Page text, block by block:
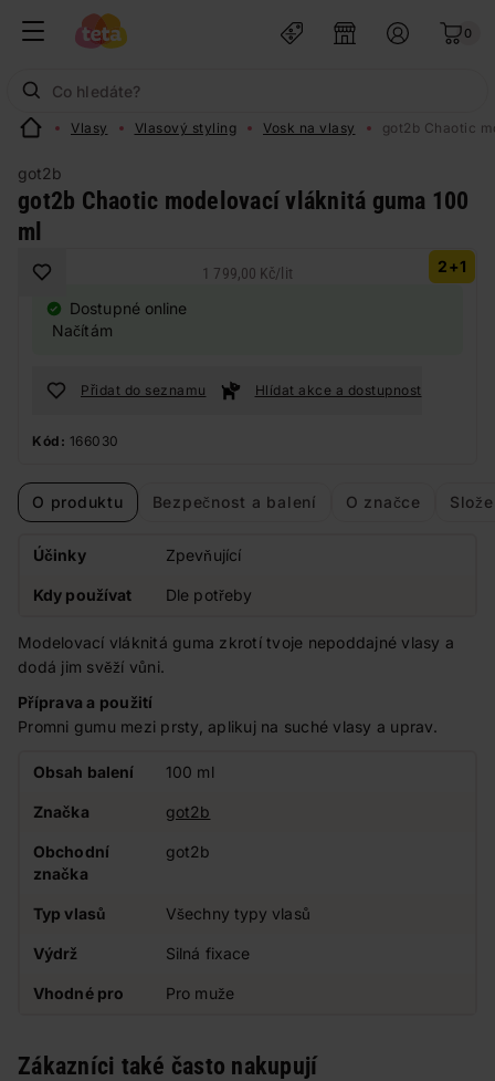
0
Vlasy Vlasový styling Vosk na vlasy got2b Chaotic
got2b
got2b Chaotic modelovací vláknitá guma 100
ml
2+1
1 799,00 Kč/ lit
Dostupné online
Načítám
Přidat do seznamu Hlídat akce a dostupnost
Kód: 166030
O produktu Bezpečnost a balení O značce
Účinky Zpevňující
Kdy používat Dle potřeby
Modelovací vláknitá guma zkrotí tvoje nepoddajné vlasy a
dodá jim svěží vůni.
Příprava a použití
Promni gumu mezi prsty, aplikuj na suché vlasy a uprav.
Obsah balení 100 ml
Značka got2b
Obchodní
značka
got2b
Typ vlasů Všechny typy vlasů
Výdrž Silná fixace
Vhodné pro Pro muže
Zákazníci také často nakupují